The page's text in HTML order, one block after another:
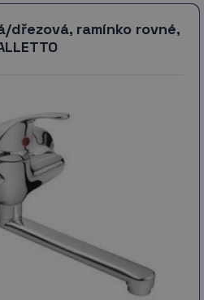
dřezová, ramínko rovné,